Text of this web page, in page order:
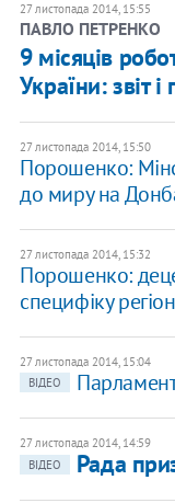
27 листопада 2014, 15:55
ПАВЛО ПЕТРЕНКО
9 місяців
України: звіт і
27 листопада 2014, 15:50
Порошенко:
до миру на
27 листопада 2014, 15:32
Порошенко:
специфіку
27 листопада 2014, 15:04
ВІДЕО
27 листопада 2014, 14:59
ВІДЕО
Рада